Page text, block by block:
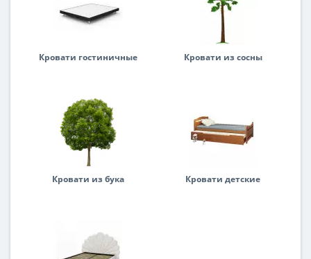
Кровати гостиничные Кровати из сосны
Кровати из бука Кровати детские